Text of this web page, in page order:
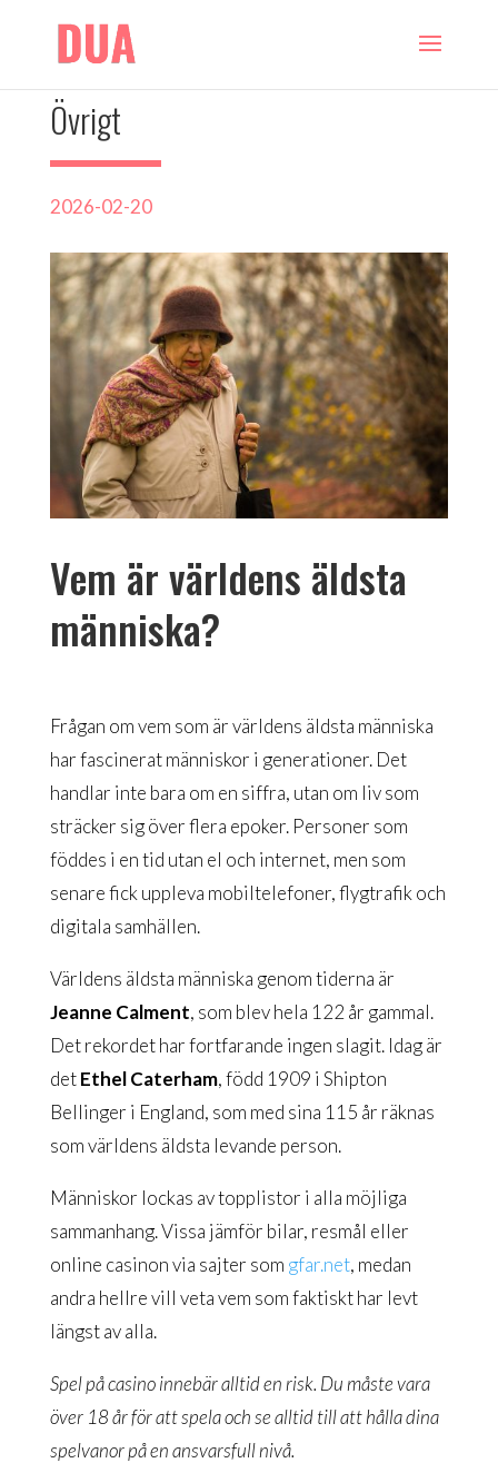
Övrigt
2026-02-20
Vem är världens äldsta
människa?
Frågan om vem som är världens äldsta människa
har fascinerat människor i generationer. Det
handlar inte bara om en siffra, utan om liv som
sträcker sig över flera epoker. Personer som
föddes i en tid utan el och internet, men som
senare fick uppleva mobiltelefoner, flygtrafik och
digitala samhällen.
Världens äldsta människa genom tiderna är
Jeanne Calment, som blev hela 122 år gammal.
Det rekordet har fortfarande ingen slagit. Idag är
detEthel Caterham, född 1909 i Shipton
Bellinger i England, som med sina 115 år räknas
som världens äldsta levande person.
Människor lockas av topplistor i alla möjliga
sammanhang. Vissa jämför bilar, resmål eller
online casinon via sajter som gfar.net, medan
andra hellre vill veta vem som faktiskt har levt
längst av alla.
Spel på casino innebär alltid en risk. Du måste vara
över 18 år för att spela och se alltid till att hålla dina
spelvanor på en ansvarsfull nivå.